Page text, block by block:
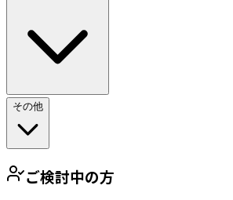
その他
ご検討中の方